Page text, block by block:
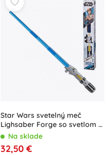
Star Wars svetelný meč
Lighsaber Forge so svetlom a
zvukom
Na sklade
32,50 €